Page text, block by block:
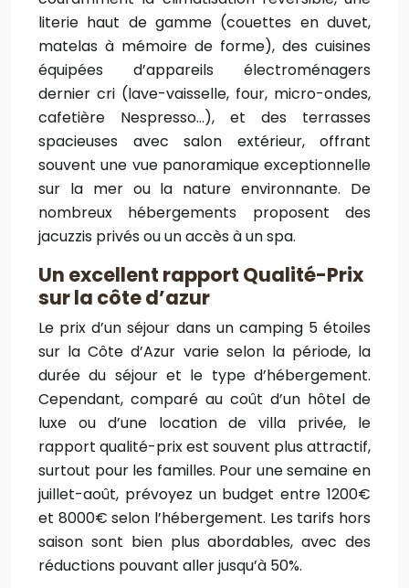
literie haut de gamme (couettes en duvet,
matelas à mémoire de forme), des cuisines
équipées d’appareils électroménagers
dernier cri (lave-vaisselle, four, micro-ondes,
cafetière Nespresso…), et des terrasses
spacieuses avec salon extérieur, offrant
souvent une vue panoramique exceptionnelle
sur la mer ou la nature environnante. De
nombreux hébergements proposent des
jacuzzis privés ou un accès à un spa.
Un excellent rapport Qualité-Prix
sur la côte d’azur
Le prix d’un séjour dans un camping 5 étoiles
sur la Côte d’Azur varie selon la période, la
durée du séjour et le type d’hébergement.
Cependant, comparé au coût d’un hôtel de
luxe ou d’une location de villa privée, le
rapport qualité-prix est souvent plus attractif,
surtout pour les familles. Pour une semaine en
juillet-août, prévoyez un budget entre 1200€
et 8000€ selon l’hébergement. Les tarifs hors
saison sont bien plus abordables, avec des
réductions pouvant aller jusqu’à 50%.